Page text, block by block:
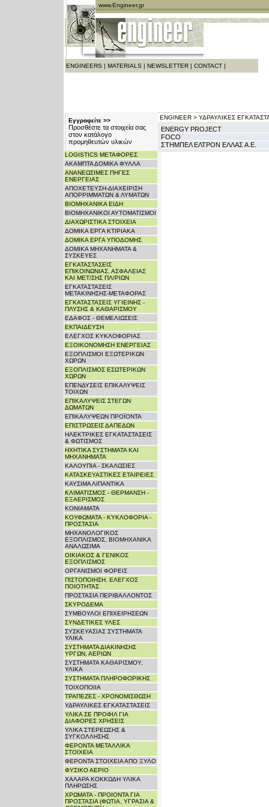
www.Engineer.gr
ENGINEERS | MATERIALS | NEWSLETTER| CONTACT|
Εγγραφείτε >>
Προσθέστε τα στοιχεία σας
στον κατάλογο
προμηθευτών υλικών
LOGISTICS ΜΕΤΑΦΟΡΕΣ
ΑΚΑΜΠΤΑ ΔΟΜΙΚΑ ΦΥΛΛΑ
ΑΝΑΝΕΩΣΙΜΕΣ ΠΗΓΕΣ
ΕΝΕΡΓΕΙΑΣ
ΑΠΟΧΕΤΕΥΣΗ-ΔΙΑΧΕΙΡΙΣΗ
ΑΠΟΡΡΙΜΜΑΤΩΝ & ΛΥΜΑΤΩΝ
ΒΙΟΜΗΧΑΝΙΚΑ ΕΙΔΗ
ΒΙΟΜΗΧΑΝΙΚΟΙ ΑΥΤΟΜΑΤΙΣΜΟΙ
ΔΙΑΧΩΡΙΣΤΙΚΑ ΣΤΟΙΧΕΙΑ
ΔΟΜΙΚΑ ΕΡΓΑ ΚΤΙΡΙΑΚΑ
ΔΟΜΙΚΑ ΕΡΓΑ ΥΠΟΔΟΜΗΣ
ΔΟΜΙΚΑ ΜΗΧΑΝΗΜΑΤΑ &
ΣΥΣΚΕΥΕΣ
ΕΓΚΑΤΑΣΤΑΣΕΙΣ
ΕΠΙΚΟΙΝΩΝΙΑΣ, ΑΣΦΑΛΕΙΑΣ
ΚΑΙ ΜΕΤ/ΣΗΣ ΠΛ/ΡΙΩΝ
ΕΓΚΑΤΑΣΤΑΣΕΙΣ
ΜΕΤΑΚΙΝΗΣΗΣ-ΜΕΤΑΦΟΡΑΣ
ΕΓΚΑΤΑΣΤΑΣΕΙΣ ΥΓΙΕΙΝΗΣ -
ΠΛΥΣΗΣ & ΚΑΘΑΡΙΣΜΟΥ
ΕΔΑΦΟΣ - ΘΕΜΕΛΙΩΣΕΙΣ
ΕΚΠΑΙΔΕΥΣΗ
ΕΛΕΓΧΟΣ ΚΥΚΛΟΦΟΡΙΑΣ
ΕΞΟΙΚΟΝΟΜΗΣΗ ΕΝΕΡΓΕΙΑΣ
ΕΞΟΠΛΙΣΜΟΙ ΕΞΩΤΕΡΙΚΩΝ
ΧΩΡΩΝ
ΕΞΟΠΛΙΣΜΟΣ ΕΣΩΤΕΡΙΚΩΝ
ΧΩΡΩΝ
ΕΠΕΝΔΥΣΕΙΣ ΕΠΙΚΑΛΥΨΕΙΣ
ΤΟΙΧΩΝ
ΕΠΙΚΑΛΥΨΕΙΣ ΣΤΕΓΩΝ
ΔΩΜΑΤΩΝ
ΕΠΙΚΑΛΥΨΕΩΝ ΠΡΟΪΟΝΤΑ
ΕΠΙΣΤΡΩΣΕΙΣ ΔΑΠΕΔΩΝ
ΗΛΕΚΤΡΙΚΕΣ ΕΓΚΑΤΑΣΤΑΣΕΙΣ
& ΦΩΤΙΣΜΟΣ
ΗΧΗΤΙΚΑ ΣΥΣΤΗΜΑΤΑ ΚΑΙ
ΜΗΧΑΝΗΜΑΤΑ
ΚΑΛΟΥΠΙΑ - ΣΚΑΛΩΣΙΕΣ
ΚΑΤΑΣΚΕΥΑΣΤΙΚΕΣ ΕΤΑΙΡΕΙΕΣ
ΚΑΥΣΙΜΑ ΛΙΠΑΝΤΙΚΑ
ΚΛΙΜΑΤΙΣΜΟΣ - ΘΕΡΜΑΝΣΗ -
ΕΞΑΕΡΙΣΜΟΣ
ΚΟΝΙΑΜΑΤΑ
ΚΟΥΦΩΜΑΤΑ - ΚΥΚΛΟΦΟΡΙΑ -
ΠΡΟΣΤΑΣΙΑ
ΜΗΧΑΝΟΛΟΓΙΚΟΣ
ΕΞΟΠΛΙΣΜΟΣ, ΒΙΟΜΗΧΑΝΙΚΑ
ΑΝΑΛΩΣΙΜΑ
ΟΙΚΙΑΚΟΣ & ΓΕΝΙΚΟΣ
ΕΞΟΠΛΙΣΜΟΣ
ΟΡΓΑΝΙΣΜΟΙ ΦΟΡΕΙΣ
ΠΙΣΤΟΠΟΙΗΣΗ, ΕΛΕΓΧΟΣ
ΠΟΙΟΤΗΤΑΣ
ΠΡΟΣΤΑΣΙΑ ΠΕΡΙΒΑΛΛΟΝΤΟΣ
ΣΚΥΡΟΔΕΜΑ
ΣΥΜΒΟΥΛΟΙ ΕΠΙΧΕΙΡΗΣΕΩΝ
ΣΥΝΔΕΤΙΚΕΣ ΥΛΕΣ
ΣΥΣΚΕΥΑΣΙΑΣ ΣΥΣΤΗΜΑΤΑ
ΥΛΙΚΑ
ΣΥΣΤΗΜΑΤΑ ΔΙΑΚΙΝΗΣΗΣ
ΥΡΓΩΝ, ΑΕΡΙΩΝ
ΣΥΣΤΗΜΑΤΑ ΚΑΘΑΡΙΣΜΟΥ,
ΥΛΙΚΑ
ΣΥΣΤΗΜΑΤΑ ΠΛΗΡΟΦΟΡΙΚΗΣ
ΤΟΙΧΟΠΟΙΙΑ
ΤΡΑΠΕΖΕΣ - ΧΡΟΝΟΜΙΣΘΩΣΗ
ΥΔΡΑΥΛΙΚΕΣ ΕΓΚΑΤΑΣΤΑΣΕΙΣ
ΥΛΙΚΑ ΣΕ ΠΡΟΦΙΛ ΓΙΑ
ΔΙΑΦΟΡΕΣ ΧΡΗΣΕΙΣ
ΥΛΙΚΑ ΣΤΕΡΕΩΣΗΣ &
ΣΥΓΚΟΛΛΗΣΗΣ
ΦΕΡΟΝΤΑ ΜΕΤΑΛΛΙΚΑ
ΣΤΟΙΧΕΙΑ
ΦΕΡΟΝΤΑ ΣΤΟΙΧΕΙΑ ΑΠΟ ΞΥΛΟ
ΦΥΣΙΚΟ ΑΕΡΙΟ
ΧΑΛΑΡΑ ΚΟΚΚΩΔΗ ΥΛΙΚΑ
ΠΛΗΡΩΣΗΣ
ΧΡΩΜΑΤΑ - ΠΡΟΙΟΝΤΑ ΓΙΑ
ΠΡΟΣΤΑΣΙΑ (ΦΩΤΙΑ, ΥΓΡΑΣΙΑ &
ENGINEER > ΥΔΡΑΥΛΙΚΕΣ
ENERGY PROJECT
FOCO
ΣΤΗΜΠΕΛ ΕΛΤΡΟΝ ΕΛΛΑΣ Α.Ε.